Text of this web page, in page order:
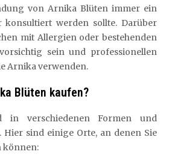
von Arnika Blüten immer ein
konsultiert werden sollte. Darüber
mit Allergien oder bestehenden
sein und professionellen
Arnika verwenden.
Blüten kaufen?
in verschiedenen Formen und
sind einige Orte, an denen Sie
können: